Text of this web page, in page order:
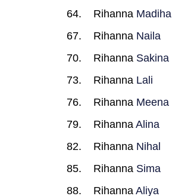
Rihanna Madiha
Rihanna Naila
Rihanna Sakina
Rihanna Lali
Rihanna Meena
Rihanna Alina
Rihanna Nihal
Rihanna Sima
Rihanna Aliya